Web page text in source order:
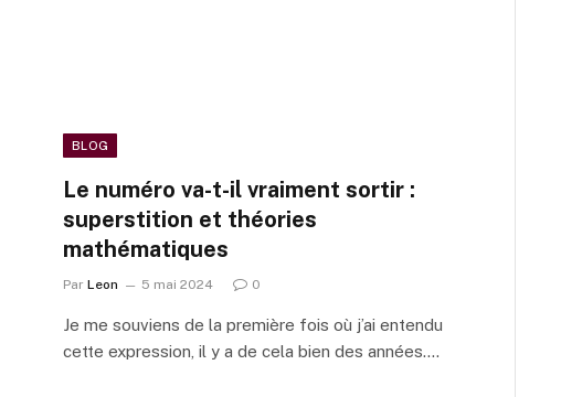
BLOG
Le numéro va-t-il vraiment sortir :
superstition et théories
mathématiques
Par Leon 5 mai 2024 0
Je me souviens de la première fois où j’ai entendu
cette expression, il y a de cela bien des années.…